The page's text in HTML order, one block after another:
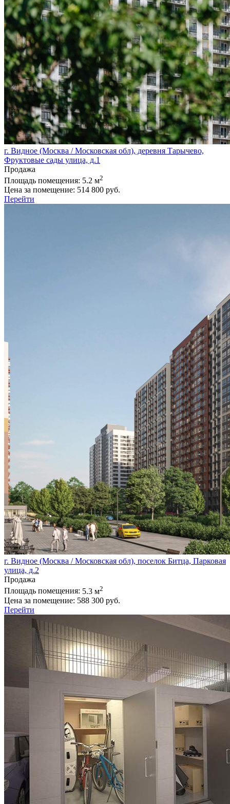
г. Видное (Москва / Московская обл), деревня Тарычево,
Фруктовые сады улица, д.1
Продажа
Площадь помещения: 5.2 м2
Цена за помещение: 514 800 руб.
Перейти
г. Видное (Москва / Московская обл), поселок Битца, Парковая
улица, д.2
Продажа
Площадь помещения: 5.3 м2
Цена за помещение: 588 300 руб.
Перейти